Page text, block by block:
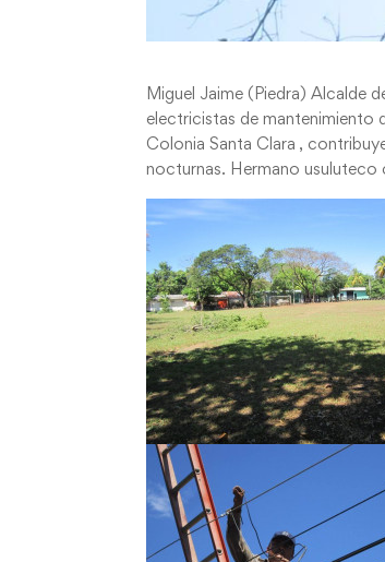
Miguel Jaime (Piedra) Alcalde
electricistas de mantenimiento
Colonia Santa Clara ,
nocturnas. Hermano usuluteco